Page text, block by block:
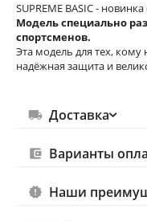
SUPREME BASIC -
Модель специально
спортсменов.
Эта модель для тех,
надёжная защита и
Доставка
Варианты
Наши